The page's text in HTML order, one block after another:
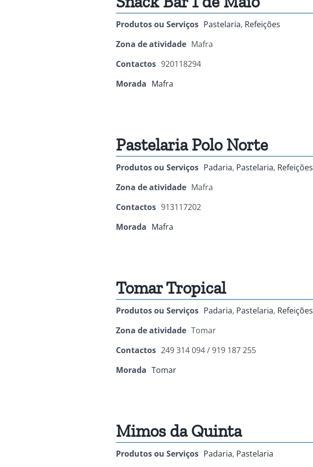
Produtos ou Serviços Pastelaria, Refeições
Zona de atividade Mafra
Contactos 920118294
Morada Mafra
Pastelaria Polo Norte
Produtos ou Serviços Padaria, Pastelaria, Refeições
Zona de atividade Mafra
Contactos 913117202
Morada Mafra
Tomar Tropical
Produtos ou Serviços Padaria, Pastelaria, Refeições
Zona de atividade Tomar
Contactos 249 314 094 / 919 187 255
Morada Tomar
Mimos da Quinta
Produtos ou Serviços Padaria, Pastelaria